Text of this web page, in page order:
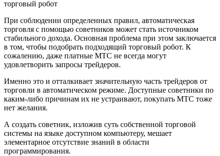
При соблюдении определенных правил, автоматическая
торговля с помощью советников может стать источником
стабильного дохода. Основная проблема при этом заключается
в том, чтобы подобрать подходящий торговый робот. К
сожалению, даже платные МТС не всегда могут
удовлетворить запросы трейдеров.
Именно это и отталкивает значительную часть трейдеров от
торговли в автоматическом режиме. Доступные советники по
каким-либо причинам их не устраивают, покупать МТС тоже
нет желания.
А создать советник, изложив суть собственной торговой
системы на языке доступном компьютеру, мешает
элементарное отсутствие знаний в области
программирования.